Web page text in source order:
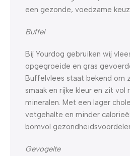
een gezonde, voedzame
Buffel
Bij Yourdog gebruiken wij
opgegroeide en gras
Buffelvlees staat bekend om
smaak en rijke kleur en zit vol
mineralen. Met een lager
vetgehalte en minder
bomvol
Gevogelte